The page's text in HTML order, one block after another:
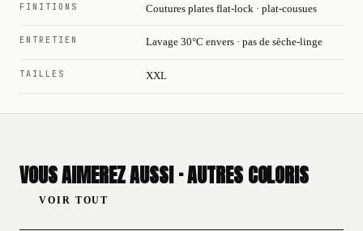
FINITIONS Coutures plates flat-lock · plat-cousues
ENTRETIEN Lavage 30°C envers · pas de sèche-linge
TAILLES XXL
VOUS AIMEREZ AUSSI · AUTRES COLORIS
VOIR TOUT